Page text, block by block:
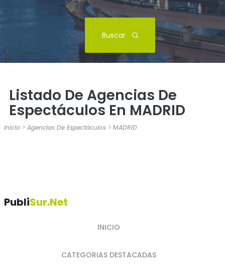
Buscar
Listado De Agencias De
Espectáculos En MADRID
Inicio > Agencias De Espectáculos> MADRID
PubliSur.net
INICIO
CATEGORIAS DESTACADAS